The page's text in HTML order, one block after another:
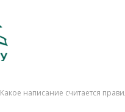
Какое написание считается